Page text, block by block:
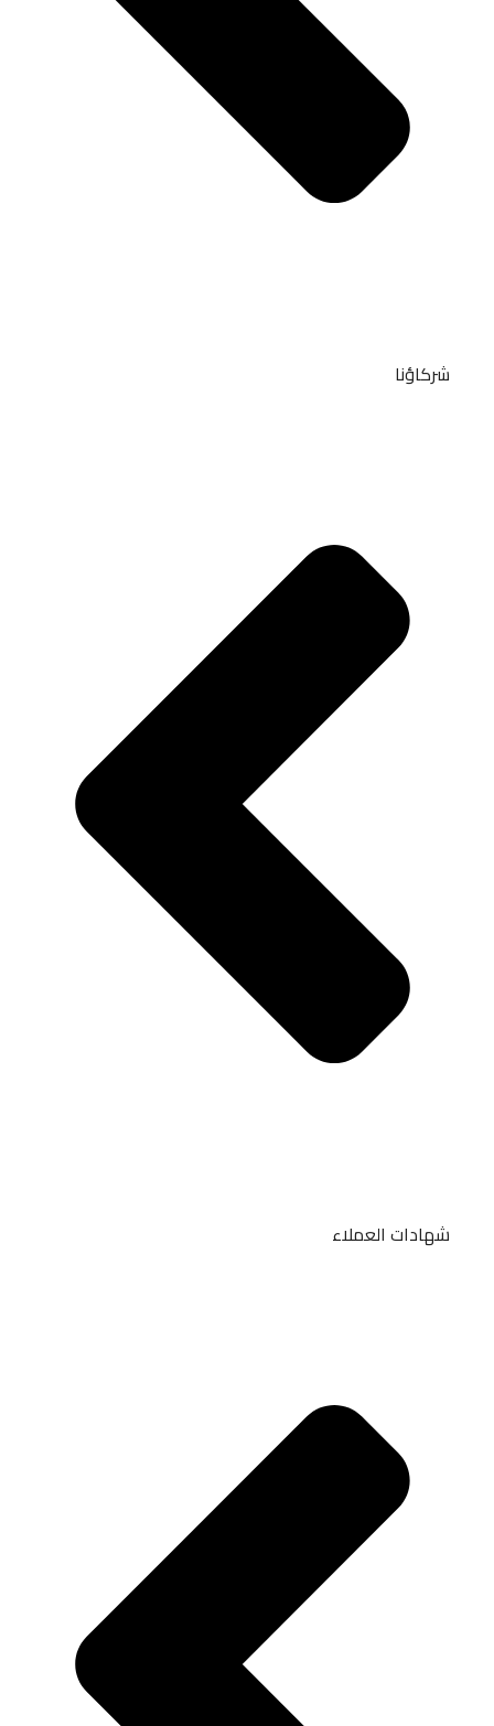
شركاؤنا
شهادات العملاء